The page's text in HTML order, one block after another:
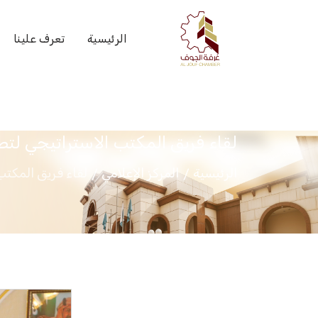
الرئيسية تعرف علينا
لقاء فريق المكتب الاستراتيجي
الرئيسية المركز الإعلامي لقاء فريق